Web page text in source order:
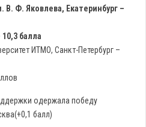
Ф. Яковлева, Екатеринбург –
балла
ИТМО, Санкт-Петербург –
одержала победу
балл)